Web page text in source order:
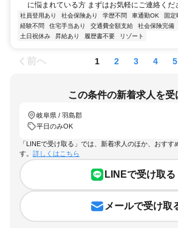
に悩まれている方 まずはお気軽にご連絡く
社員登用あり 社会保険あり 学歴不問 車通勤OK 固定
経験不問
住宅手当あり 交通費全額支給 社会保険完備
土日祝休み
昇給あり 履歴書不要 リゾート
前へ 1 2 3 4 5
この条件の新着求人を受
岐阜県 / 羽島郡
平日のみOK
「LINEで受け取る」では、新着求人のほか、おすす
す。 詳しくはこちら
LINEで受け取る
メールで受け取